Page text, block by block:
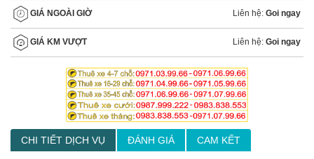
GIÁ NGOÀI GIỜ Liên hệ: Goi ngay
GIÁ KM VƯỢT Liên hệ: Goi ngay
CHI TIẾT DỊCH VỤ ĐÁNH GIÁ CAM KẾT